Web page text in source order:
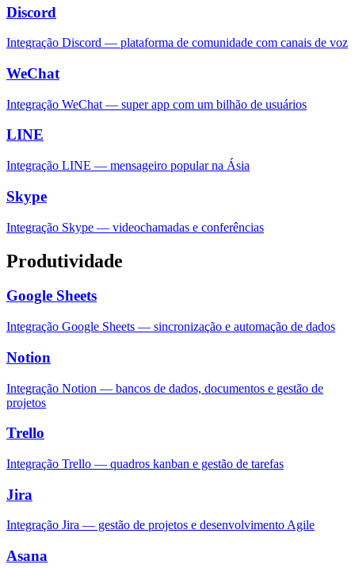
Discord
Integração Discord — plataforma de comunidade com canais de voz
WeChat
Integração WeChat — super app com um bilhão de usuários
LINE
Integração LINE — mensageiro popular na Ásia
Skype
Integração Skype — videochamadas e conferências
Produtividade
Google Sheets
Integração Google Sheets — sincronização e automação de dados
Notion
Integração Notion — bancos de dados, documentos e gestão de
projetos
Trello
Integração Trello — quadros kanban e gestão de tarefas
Jira
Integração Jira — gestão de projetos e desenvolvimento Agile
Asana